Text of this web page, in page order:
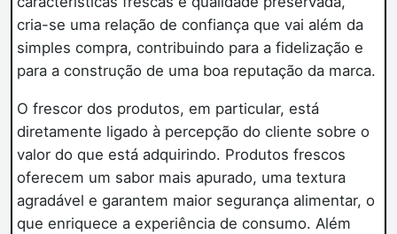
cria-se uma relação de confiança que vai além da
simples compra, contribuindo para a fidelização e
para a construção de uma boa reputação da marca.
O frescor dos produtos, em particular, está
diretamente ligado à percepção do cliente sobre o
valor do que está adquirindo. Produtos frescos
oferecem um sabor mais apurado, uma textura
agradável e garantem maior segurança alimentar, o
que enriquece a experiência de consumo. Além